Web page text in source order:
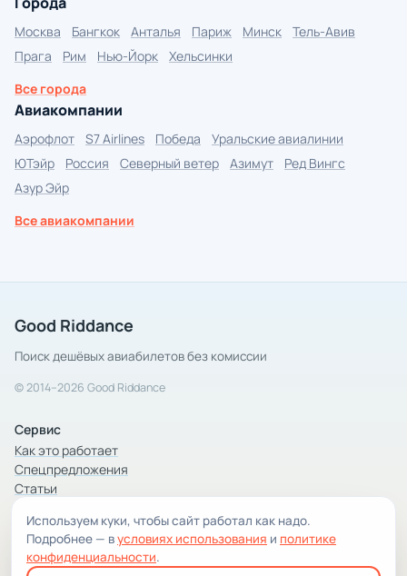
Москва Бангкок Анталья Париж Минск
Тель-Авив
Прага
Рим Нью-Йорк
Хельсинки
Все города
Авиакомпании
Аэрофлот S7 Airlines Победа
Уральские авиалинии
ЮТэйр
Россия Северный ветер Азимут
Ред Вингс
Азур Эйр
Все авиакомпании
Good Riddance
Поиск дешёвых авиабилетов без комиссии
© 2014–2026 Good Riddance
Сервис
Как это работает
Спецпредложения
Статьи
Компания
Компания и контакты
Условия использования
Используем куки, чтобы сайт работал как надо.
Подробнее — вусловиях использования и политике
конфиденциальности.